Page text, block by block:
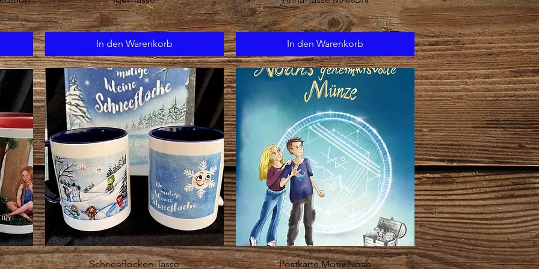
Preis
10,00 €
In den Warenkorb
Preis
10,00 €
In den Warenkorb
Schnellansicht
Schneeflocken-Tasse
Schnellansicht
Postkarte Motiv Noah